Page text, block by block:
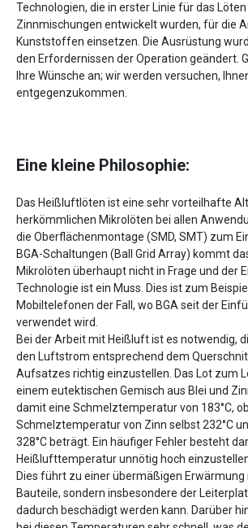
Technologien, die in erster Linie für das Löten
Zinnmischungen entwickelt wurden, für die
Kunststoffen einsetzen. Die Ausrüstung
den Erfordernissen der Operation geändert.
Ihre Wünsche an; wir werden versuchen,
entgegenzukommen.
Eine kleine Philosophie:
Das Heißluftlöten ist eine sehr vorteilhafte
herkömmlichen Mikrolöten bei allen
die Oberflächenmontage (SMD, SMT) zum
BGA-Schaltungen (Ball Grid Array) kommt
Mikrolöten überhaupt nicht in Frage und der
Technologie ist ein Muss. Dies ist zum
Mobiltelefonen der Fall, wo BGA seit der
verwendet wird.
Bei der Arbeit mit Heißluft ist es notwendig,
den Luftstrom entsprechend dem
Aufsatzes richtig einzustellen. Das Lot zum
einem eutektischen Gemisch aus Blei und
damit eine Schmelztemperatur von 183°C,
Schmelztemperatur von Zinn selbst 232°C
328°C beträgt. Ein häufiger Fehler besteht
Heißlufttemperatur unnötig hoch einzustellen
Dies führt zu einer übermäßigen Erwärmung
Bauteile, sondern insbesondere der
dadurch beschädigt werden kann. Darüber